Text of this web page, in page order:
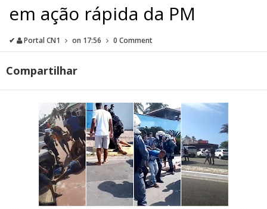
em ação rápida da PM
✔ Portal CN1 on 17:56 0 Comment
Compartilhar